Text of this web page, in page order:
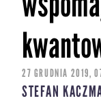
27 GRUDNIA 2019,
STEFAN